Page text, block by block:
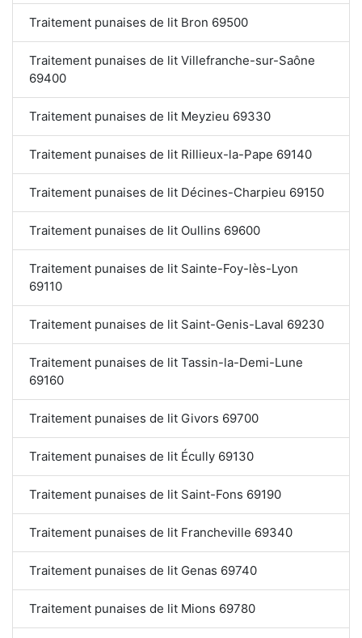
Traitement punaises de lit Bron 69500
Traitement punaises de lit Villefranche-sur-Saône
69400
Traitement punaises de lit Meyzieu 69330
Traitement punaises de lit Rillieux-la-Pape 69140
Traitement punaises de lit Décines-Charpieu 69150
Traitement punaises de lit Oullins 69600
Traitement punaises de lit Sainte-Foy-lès-Lyon
69110
Traitement punaises de lit Saint-Genis-Laval 69230
Traitement punaises de lit Tassin-la-Demi-Lune
69160
Traitement punaises de lit Givors 69700
Traitement punaises de lit Écully 69130
Traitement punaises de lit Saint-Fons 69190
Traitement punaises de lit Francheville 69340
Traitement punaises de lit Genas 69740
Traitement punaises de lit Mions 69780